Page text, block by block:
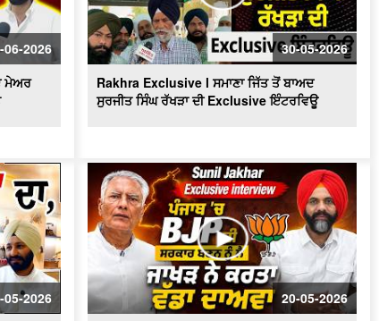
Day ਦੇ ਮੌਕੇ 'ਤੇ Special ਬੱਚਿਆਂ
ਨਾਲ ਖ਼ਾਸ ਗੱਲਬਾਤ
BJP ਦੀ Senior leadership ਦੀ
Gaurav Yadav ਨਾਲ ਮੁਲਾਕਾਤ
ਦੇ ਰਸਤੇ ’ਚ ਖੋਇਆ ਸਮਾਂ -ਮਾਂ ਦੀ
ਪੁਕਾਰ ਦਾ ਪਛਤਾਵਾ -ਸਟੇਟ ਐਵਾਰਡੀ
ਕੌਰ
ਦੀ ਭਾਜਪਾ 'ਚ ਸ਼ਮੂਲੀਅਤ 'ਤੇ
Chugh ਦਾ ਧਮਾਕੇਦਾਰ ਇੰਟਰਵਿਊ
2 ਜਾਂ 9 ਆਉਣਗੀਆਂ - 92 ਨਹੀਂ
'ਬਦਲਾਅ ਨੇ ਸਾਨੂੰ ਡਰਾ'ਤਾ' - MLA
Henry
06-2026
ਮੇਅਰ
30-05-2026
Rakhra Exclusive l ਸਮਾਣਾ ਜਿੱਤ ਤੋਂ ਬਾਅਦ
ਸੁਰਜੀਤ ਸਿੰਘ ਰੱਖੜਾ ਦੀ Exclusive ਇੰਟਰਵਿਊ
05-2026
20-05-2026